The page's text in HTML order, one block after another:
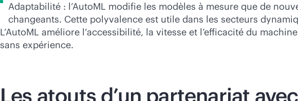
Adaptabilité : l’AutoML modifie les modèles à mesure que de
changeants. Cette polyvalence est utile dans les secteurs
L’AutoML améliore l’accessibilité, la vitesse et l’efficacité du
sans expérience.
Les atouts d’un partenariat